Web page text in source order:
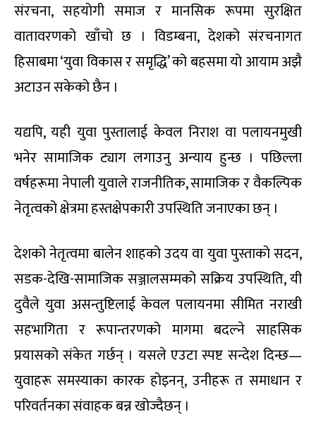
संरचना, सहयोगी समाज र मानसिक रूपमा सुरक्षित
वातावरणको खाँचो छ । विडम्बना, देशको संरचनागत
हिसाबमा ‘युवा विकास र समृद्धि’ को बहसमा यो आयाम अझै
अटाउन सकेको छैन ।
यद्यपि, यही युवा पुस्तालाई केवल निराश वा पलायनमुखी
भनेर सामाजिक ट्याग लगाउनु अन्याय हुन्छ । पछिल्ला
वर्षहरूमा नेपाली युवाले राजनीतिक, सामाजिक र वैकल्पिक
नेतृत्वको क्षेत्रमा हस्तक्षेपकारी उपस्थिति जनाएका छन् ।
देशको नेतृत्वमा बालेन शाहको उदय वा युवा पुस्ताको सदन,
सडक-देखि-सामाजिक सञ्जालसम्मको सक्रिय उपस्थिति, यी
दुवैले युवा असन्तुष्टिलाई केवल पलायनमा सीमित नराखी
सहभागिता र रूपान्तरणको मागमा बदल्ने साहसिक
प्रयासको संकेत गर्छन् । यसले एउटा स्पष्ट सन्देश दिन्छ—
युवाहरू समस्याका कारक होइनन्, उनीहरू त समाधान र
परिवर्तनका संवाहक बन्न खोज्दैछन् ।